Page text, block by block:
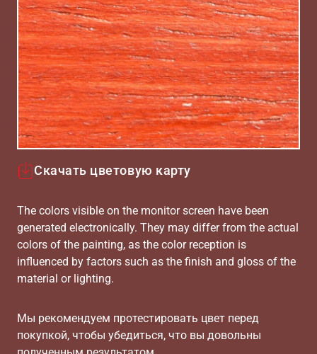
Скачать цветовую карту
The colors visible on the monitor screen have been
generated electronically. They may differ from the actual
colors of the painting, as the color reception is
influenced by factors such as the finish and gloss of the
material or lighting.
Мы рекомендуем протестировать цвет перед
покупкой, чтобы убедиться, что вы довольны